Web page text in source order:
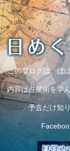
このブログは、ほ
内容は占星術を学
予言だけ知